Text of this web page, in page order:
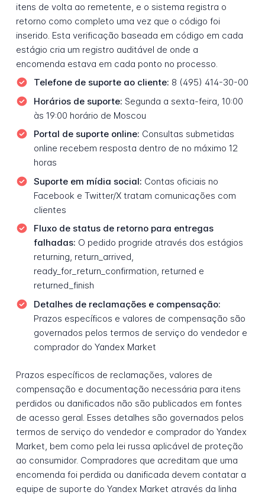
itens de volta ao remetente, e o sistema registra o
retorno como completo uma vez que o código foi
inserido. Esta verificação baseada em código em cada
estágio cria um registro auditável de onde a
encomenda estava em cada ponto no processo.
Telefone de suporte ao cliente: 8 (495) 414-30-00
Horários de suporte: Segunda a sexta-feira, 10:00
às 19:00 horário de Moscou
Portal de suporte online: Consultas submetidas
online recebem resposta dentro de no máximo 12
horas
Suporte em mídia social: Contas oficiais no
Facebook e Twitter/X tratam comunicações com
clientes
Fluxo de status de retorno para entregas
falhadas: O pedido progride através dos estágios
returning, return_arrived,
ready_for_return_confirmation, returned e
returned_finish
Detalhes de reclamações e compensação:
Prazos específicos e valores de compensação são
governados pelos termos de serviço do vendedor e
comprador do Yandex Market
Prazos específicos de reclamações, valores de
compensação e documentação necessária para itens
perdidos ou danificados não são publicados em fontes
de acesso geral. Esses detalhes são governados pelos
termos de serviço do vendedor e comprador do Yandex
Market, bem como pela lei russa aplicável de proteção
ao consumidor. Compradores que acreditam que uma
encomenda foi perdida ou danificada devem contatar a
equipe de suporte do Yandex Market através da linha